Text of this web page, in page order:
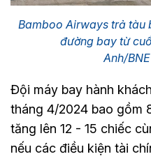
Bamboo Airways trả tàu
đường bay từ
Anh/
Đội máy bay hành
tháng 4/2024 bao gồm
tăng lên 12 - 15 chiếc
nếu các điều kiện tài